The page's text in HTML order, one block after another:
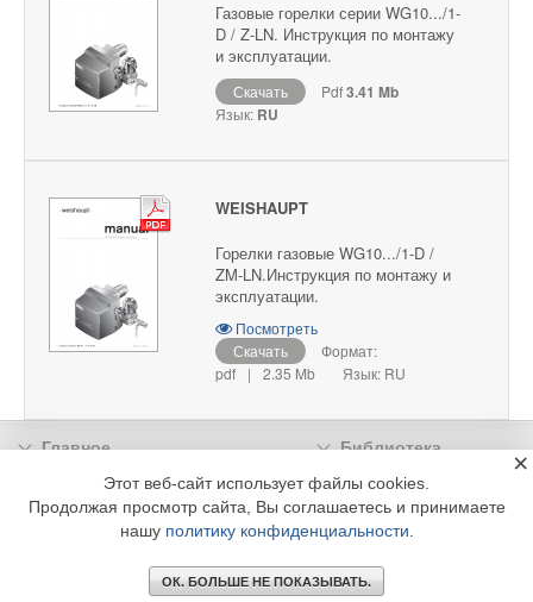
Газовые горелки серии WG10.../1-
D / Z-LN. Инструкция по монтажу
и эксплуатации.
Скачать Pdf3.41 Mb
Язык: RU
WEISHAUPT
Горелки газовые WG10.../1-D /
ZM-LN.Инструкция по монтажу и
эксплуатации.
Посмотреть
Скачать
Формат:
pdf
| 2.35 Mb Язык: RU
Главное
Библиотека
Подписка
Реклама
Информация
© 2002 - 2026 OOO Издательский дом «МЕДИА ТЕХНОЛОДЖИ» +7 (495) 665-00-
Этот веб-сайт использует файлы cookies.
Продолжая просмотр сайта, Вы соглашаетесь и принимаете
нашу политику конфиденциальности
ОК. БОЛЬШЕ НЕ ПОКАЗЫВАТЬ.
×